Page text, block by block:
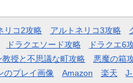
リコ2攻略 アルトネリコ3攻略
ドラクエソード攻略 ドラクエ6
教授と不思議な町攻略 悪魔の箱
のプレイ画像 Amazon 楽天